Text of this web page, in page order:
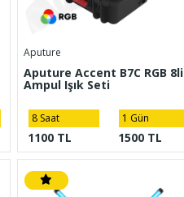
Aputure
Aputure Accent B7C RGB 8li
Ampul Işık Seti
8 Saat
1100 TL
1 Gün
1500 TL